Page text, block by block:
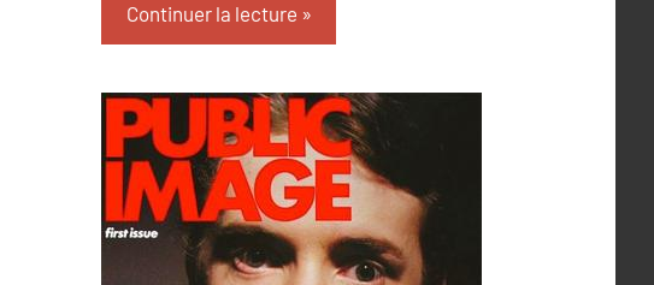
Continuer la lecture